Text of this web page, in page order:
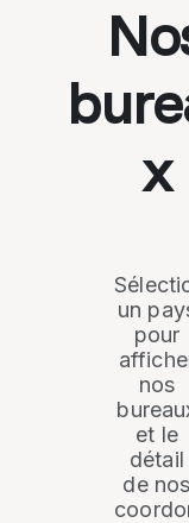
x
un
pour
nos
et le
détail
de nos